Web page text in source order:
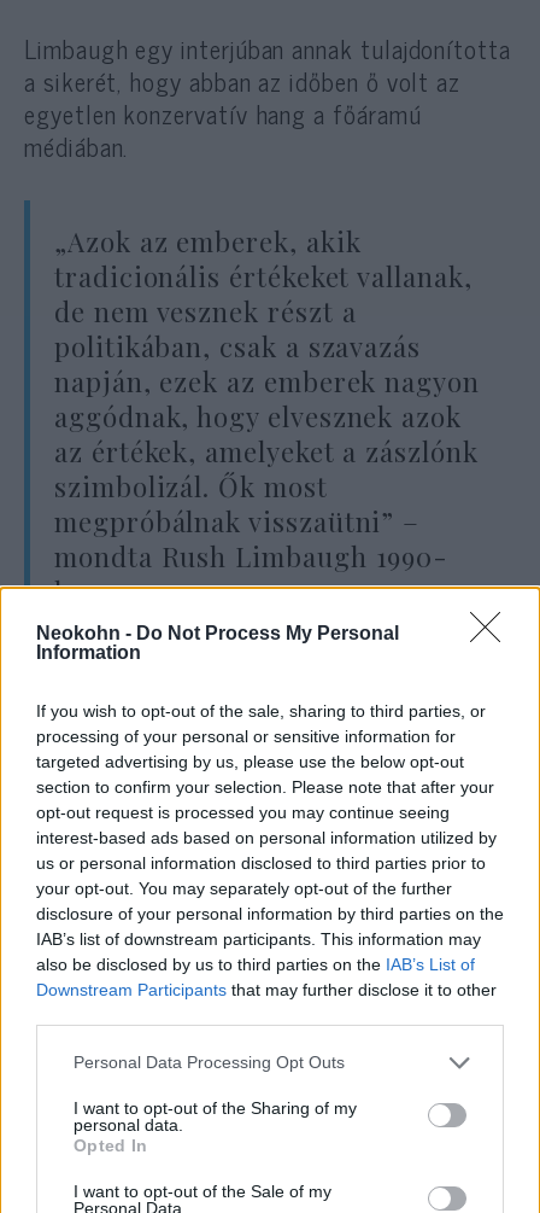
Neokohn - Do Not Process My Personal
Information
If you wish to opt-out of the sale, sharing to third parties, or
processing of your personal or sensitive information for
targeted advertising by us, please use the below opt-out
section to confirm your selection. Please note that after your
opt-out request is processed you may continue seeing
interest-based ads based on personal information utilized by
us or personal information disclosed to third parties prior to
your opt-out. You may separately opt-out of the further
disclosure of your personal information by third parties on the
IAB’s list of downstream participants. This information may
also be disclosed by us to third parties on the IAB’s List of
Downstream Participants that may further disclose it to other
Please note that this website/app uses one or more Google
not limited to your visit or usage behaviour. You may click to
grant or deny consent to Google and its third-party tags to
use your data for below specified purposes in below Google
consent section.
Personal Data Processing Opt Outs
I want to opt-out of the Sharing of my
personal data.
Opted In
I want to opt-out of the Sale of my
Personal Data.
Limbaugh egy interjúban annak tulajdonította
a sikerét, hogy abban az időben ő volt az
egyetlen konzervatív hang a főáramú
médiában.
„Azok az emberek, akik
tradicionális értékeket vallanak,
de nem vesznek részt a
politikában, csak a szavazás
napján, ezek az emberek nagyon
aggódnak, hogy elvesznek azok
az értékek, amelyeket a zászlónk
szimbolizál. Ők most
megpróbálnak visszaütni” –
mondta Rush Limbaugh 1990-
ben.
Eltékozolt szabadság — Hogyan adja
fel a jogait a Nyugat az egyenlőség
nevében
Meg nem értett kultúrharcos
Gúnyos stílusa megosztotta a
republikánusokat is, akik ugyan
egyetértettek sok mindennel, amit a rádiós
mondott, de nem bírták elviselni a stílusát.
Konzervatív körökben a három ex-feleséggel
rendelkező Limbaugh életmódját is sok
kritika érte. A médiaszemélyiség befolyása
azonban olyan nagyra nőtt, hogy a párt nem
tudta őt figyelmen kívül hagyni. A férfi már a